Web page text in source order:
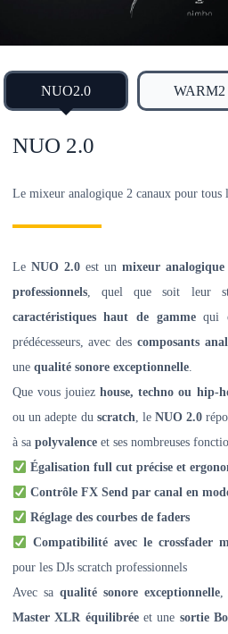
NUO2.0 WARM2
NUO 2.0
Le mixeur analogique 2 canaux pour tous
Le NUO 2.0est un mixeur
professionnels, quel que soit leur
caractéristiques haut de gammequi
prédécesseurs, avec des composants
une qualité sonore exceptionnelle.
Que vous jouiez house, techno ou hip-
ou un adepte du scratch, le NUO 2.0
à sa polyvalenceet ses nombreuses
Égalisation full cut précise et
Contrôle FX Send par canal en
Réglage des courbes de faders
Compatibilité avec le crossfader
pour les DJs scratch professionnels
Avec sa qualité sonore exceptionnelle,
Master XLR équilibréeet une sortie